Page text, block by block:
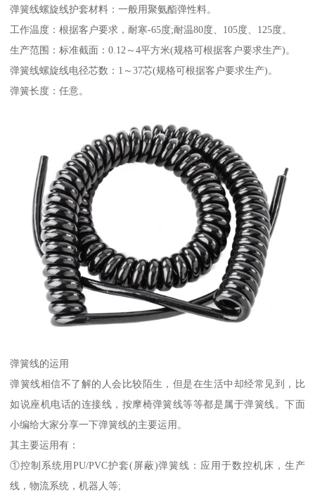
弹簧线螺旋线护套材料：一般用聚氨酯弹性料。
工作温度：根据客户要求，耐寒-65度;耐温80度、105度、125度。
生产范围：标准截面：0.12～4平方米(规格可根据客户要求生产)。
弹簧线螺旋线电径芯数：1～37芯(规格可根据客户要求生产)。
弹簧长度：任意。
弹簧线的运用
弹簧线相信不了解的人会比较陌生，但是在生活中却经常见到，比
如说座机电话的连接线，按摩椅弹簧线等等都是属于弹簧线。下面
小编给大家分享一下弹簧线的主要运用。
其主要运用有：
①控制系统用PU/PVC护套(屏蔽)弹簧线：应用于数控机床，生产
线，物流系统，机器人等;